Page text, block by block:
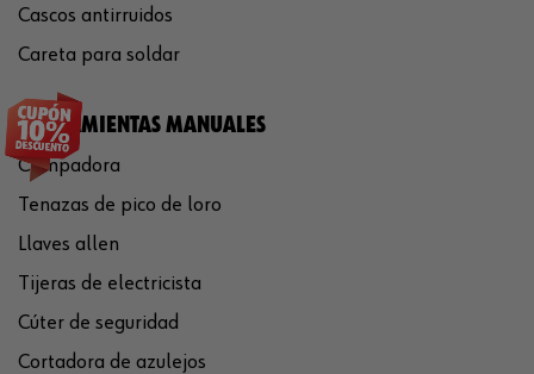
Cascos antirruidos
Careta para soldar
HERRAMIENTAS MANUALES
Crimpadora
Tenazas de pico de loro
Llaves allen
Tijeras de electricista
Cúter de seguridad
Cortadora de azulejos